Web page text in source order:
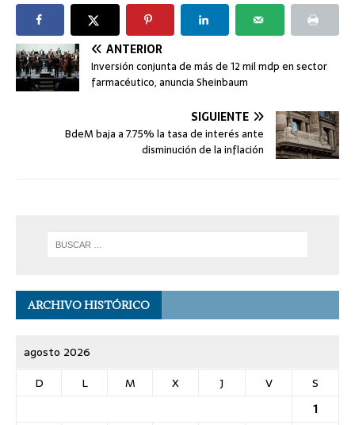
ANTERIOR
Inversión conjunta de más de 12 mil mdp en sector
farmacéutico, anuncia Sheinbaum
SIGUIENTE
BdeM baja a 7.75% la tasa de interés ante
disminución de la inflación
ARCHIVO HISTÓRICO
agosto 2026
D
L M X J V
S
1